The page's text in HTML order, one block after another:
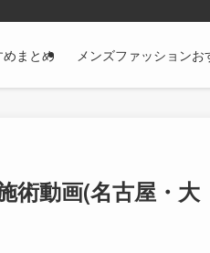
まとめ メンズファッションお
術動画(名古屋・大